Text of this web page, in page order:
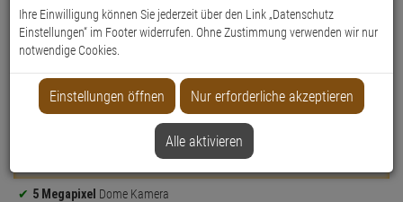
SucheProduktmerkmale
Datenblatt drucken
Weitere Varianten...
Produktinformationen
5 Megapixel Dome Kamera
Ihre Einwilligung können Sie jederzeit über den Link „Datenschutz
Einstellungen“ im Footer widerrufen. Ohne Zustimmung verwenden wir nur
notwendige Cookies.
Einstellungen öffnen Nur erforderliche akzeptieren
Alle aktivieren